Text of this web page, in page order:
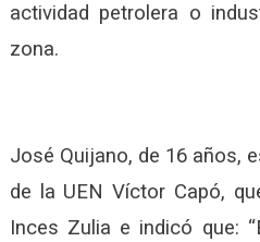
actividad petrolera o
zona.
José Quijano, de 16 años,
de la UEN Víctor Capó,
Inces Zulia e indicó que: